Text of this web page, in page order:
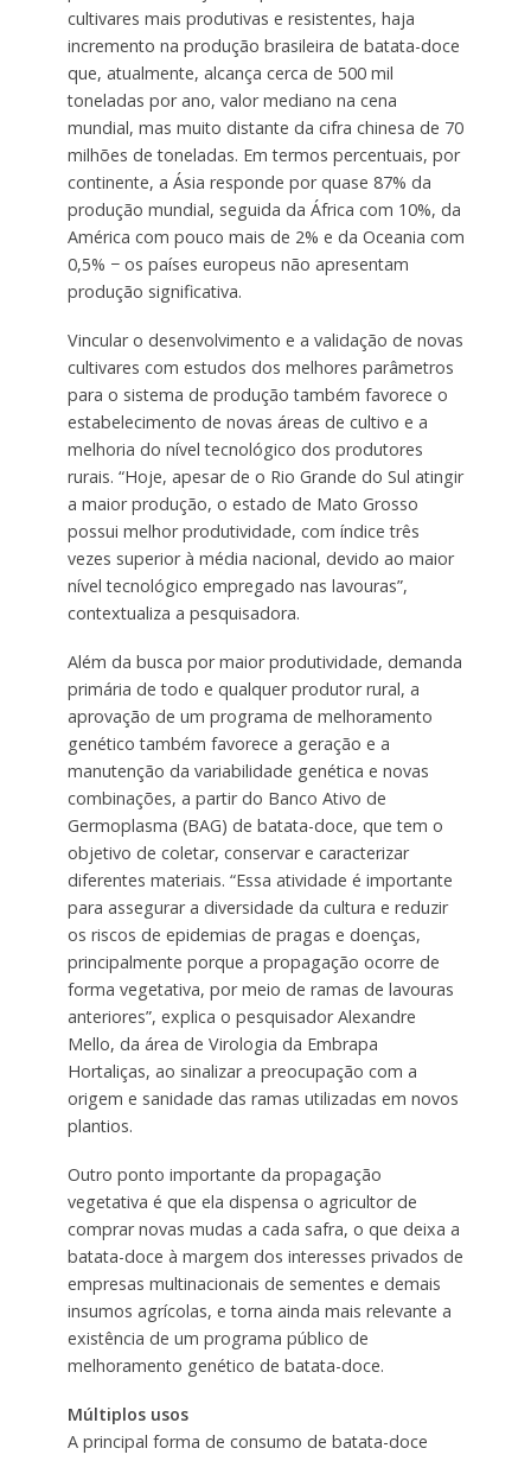
cultivares mais produtivas e resistentes, haja
incremento na produção brasileira de batata-doce
que, atualmente, alcança cerca de 500 mil
toneladas por ano, valor mediano na cena
mundial, mas muito distante da cifra chinesa de 70
milhões de toneladas. Em termos percentuais, por
continente, a Ásia responde por quase 87% da
produção mundial, seguida da África com 10%, da
América com pouco mais de 2% e da Oceania com
0,5% − os países europeus não apresentam
produção significativa.
Vincular o desenvolvimento e a validação de novas
cultivares com estudos dos melhores parâmetros
para o sistema de produção também favorece o
estabelecimento de novas áreas de cultivo e a
melhoria do nível tecnológico dos produtores
rurais. “Hoje, apesar de o Rio Grande do Sul atingir
a maior produção, o estado de Mato Grosso
possui melhor produtividade, com índice três
vezes superior à média nacional, devido ao maior
nível tecnológico empregado nas lavouras”,
contextualiza a pesquisadora.
Além da busca por maior produtividade, demanda
primária de todo e qualquer produtor rural, a
aprovação de um programa de melhoramento
genético também favorece a geração e a
manutenção da variabilidade genética e novas
combinações, a partir do Banco Ativo de
Germoplasma (BAG) de batata-doce, que tem o
objetivo de coletar, conservar e caracterizar
diferentes materiais. “Essa atividade é importante
para assegurar a diversidade da cultura e reduzir
os riscos de epidemias de pragas e doenças,
principalmente porque a propagação ocorre de
forma vegetativa, por meio de ramas de lavouras
anteriores”, explica o pesquisador Alexandre
Mello, da área de Virologia da Embrapa
Hortaliças, ao sinalizar a preocupação com a
origem e sanidade das ramas utilizadas em novos
plantios.
Outro ponto importante da propagação
vegetativa é que ela dispensa o agricultor de
comprar novas mudas a cada safra, o que deixa a
batata-doce à margem dos interesses privados de
empresas multinacionais de sementes e demais
insumos agrícolas, e torna ainda mais relevante a
existência de um programa público de
melhoramento genético de batata-doce.
Múltiplos usos
A principal forma de consumo de batata-doce